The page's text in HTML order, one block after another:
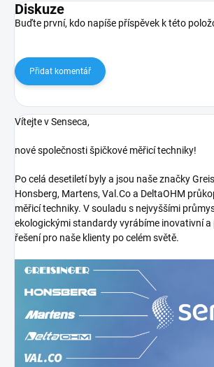
Diskuze
Buďte první, kdo napíše příspěvek k této
Přidat komentář
Vítejte v Senseca,
nové společnosti špičkové měřicí techniky!
Po celá desetiletí byly a jsou naše značky
Honsberg, Martens, Val.Co a DeltaOHM
měřicí techniky. V souladu s nejvyššími
ekologickými standardy vyrábíme inovativní
řešení pro naše klienty po celém světě.